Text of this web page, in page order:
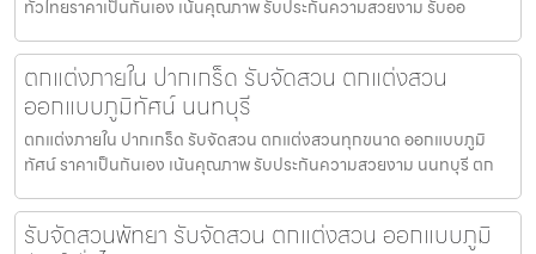
ทั่วไทยราคาเป็นกันเอง เน้นคุณภาพ รับประกันความสวยงาม รับออ
ตกแต่งภายใน ปากเกร็ด รับจัดสวน ตกแต่งสวน
ออกแบบภูมิทัศน์ นนทบุรี
ตกแต่งภายใน ปากเกร็ด รับจัดสวน ตกแต่งสวนทุกขนาด ออกแบบภูมิ
ทัศน์ ราคาเป็นกันเอง เน้นคุณภาพ รับประกันความสวยงาม นนทบุรี ตก
รับจัดสวนพัทยา รับจัดสวน ตกแต่งสวน ออกแบบภูมิ